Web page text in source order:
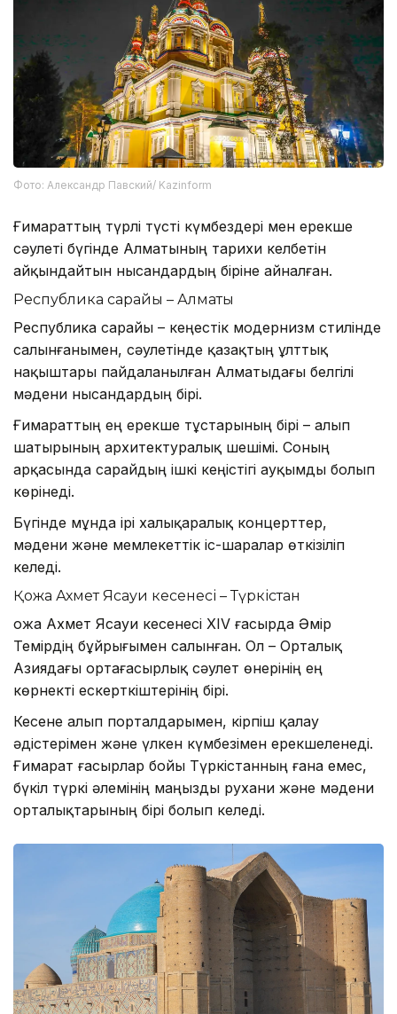
Фото: Александр Павский/ Kazinform
Ғимараттың түрлі түсті күмбездері мен ерекше
сәулеті бүгінде Алматының тарихи келбетін
айқындайтын нысандардың біріне айналған.
Республика сарайы – Алматы
Республика сарайы – кеңестік модернизм стилінде
салынғанымен, сәулетінде қазақтың ұлттық
нақыштары пайдаланылған Алматыдағы белгілі
мәдени нысандардың бірі.
Ғимараттың ең ерекше тұстарының бірі – алып
шатырының архитектуралық шешімі. Соның
арқасында сарайдың ішкі кеңістігі ауқымды болып
көрінеді.
Бүгінде мұнда ірі халықаралық концерттер,
мәдени және мемлекеттік іс-шаралар өткізіліп
келеді.
Қожа Ахмет Ясауи кесенесі – Түркістан
Қожа Ахмет Ясауи кесенесі XIV ғасырда Әмір
Темірдің бұйрығымен салынған. Ол – Орталық
Азиядағы ортағасырлық сәулет өнерінің ең
көрнекті ескерткіштерінің бірі.
Кесене алып порталдарымен, кірпіш қалау
әдістерімен және үлкен күмбезімен ерекшеленеді.
Ғимарат ғасырлар бойы Түркістанның ғана емес,
бүкіл түркі әлемінің маңызды рухани және мәдени
орталықтарының бірі болып келеді.